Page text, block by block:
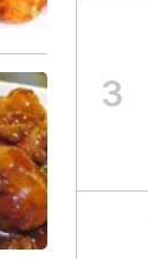
3